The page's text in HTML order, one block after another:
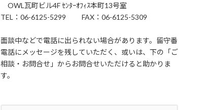
OWL瓦町ビル4F ｾﾝﾀｰｵﾌｨｽ本町13号室
TEL：06-6125-5299 FAX：06-6125-5309
面談中などで電話に出られない場合があります。留守番
電話にメッセージを残していただく、或いは、下の「ご
相談・お問合せ」からお問合せいただけると助かりま
す。